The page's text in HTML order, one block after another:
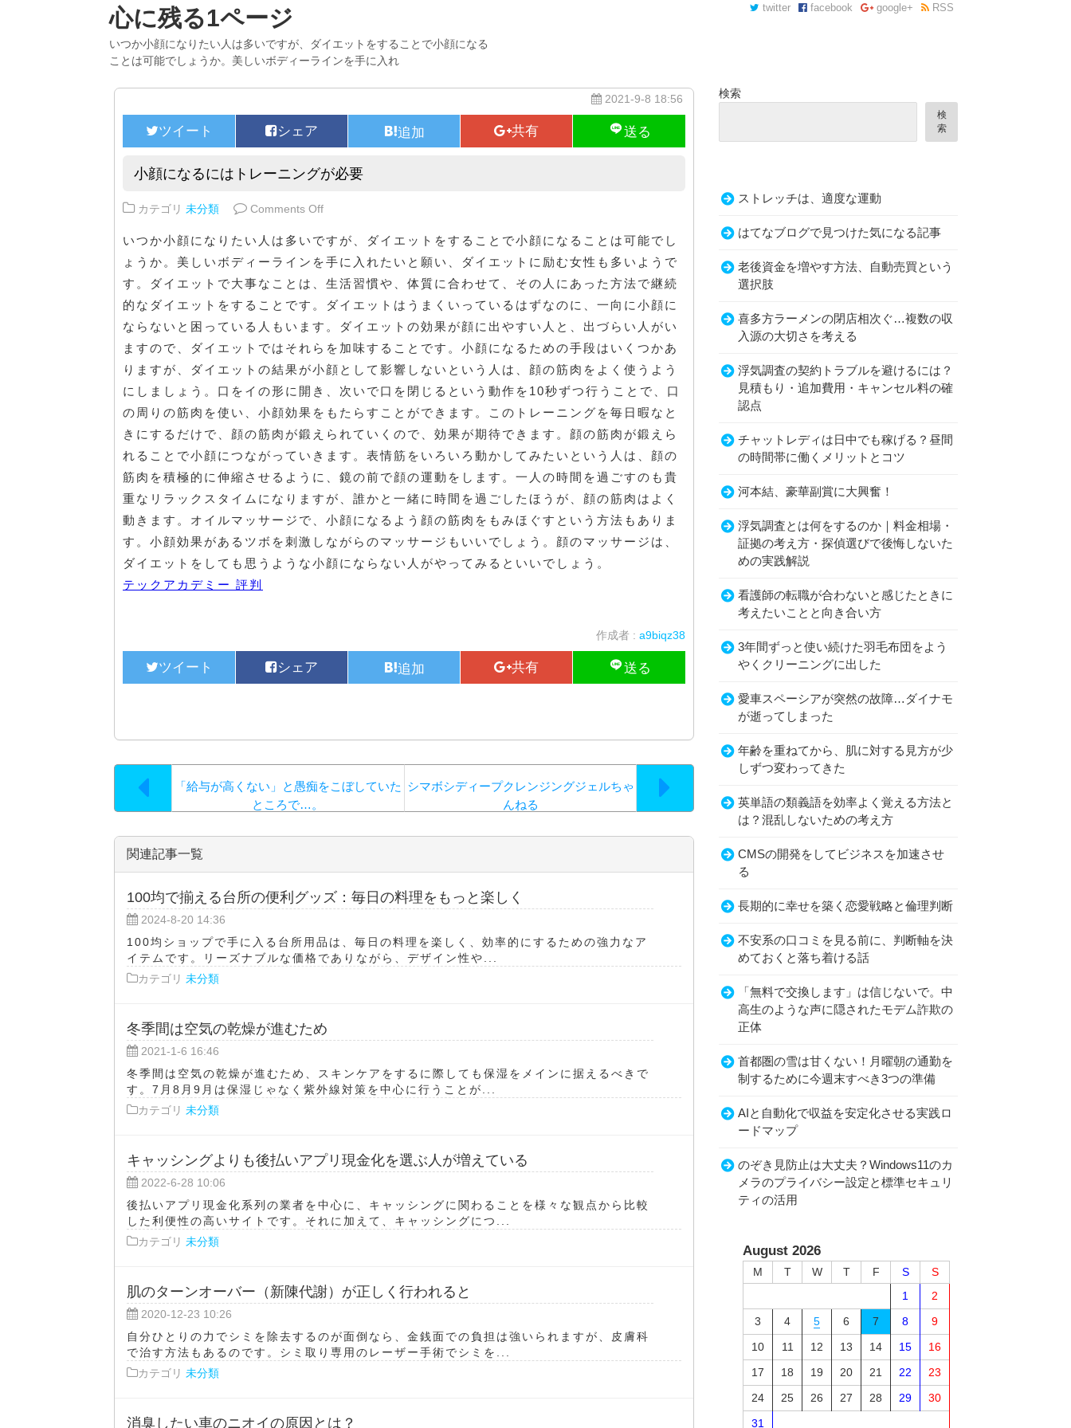
心に残る1ページ
いつか小顔になりたい人は多いですが、ダイエットをすることで小顔になる
ことは可能でしょうか。美しいボディーラインを手に入れ
twitter facebook google+ RSS
2021-9-8 18:56
小顔になるにはトレーニングが必要
カテゴリ 未分類 Comments Offon 小顔になるにはトレーニングが必要
いつか小顔になりたい人は多いですが、ダイエットをすることで小顔になることは可能でし
ょうか。美しいボディーラインを手に入れたいと願い、ダイエットに励む女性も多いようで
す。ダイエットで大事なことは、生活習慣や、体質に合わせて、その人にあった方法で継続
的なダイエットをすることです。ダイエットはうまくいっているはずなのに、一向に小顔に
ならないと困っている人もいます。ダイエットの効果が顔に出やすい人と、出づらい人がい
ますので、ダイエットではそれらを加味することです。小顔になるための手段はいくつかあ
りますが、ダイエットの結果が小顔として影響しないという人は、顔の筋肉をよく使うよう
にしましょう。口をイの形に開き、次いで口を閉じるという動作を10秒ずつ行うことで、口
の周りの筋肉を使い、小顔効果をもたらすことができます。このトレーニングを毎日暇なと
きにするだけで、顔の筋肉が鍛えられていくので、効果が期待できます。顔の筋肉が鍛えら
れることで小顔につながっていきます。表情筋をいろいろ動かしてみたいという人は、顔の
筋肉を積極的に伸縮させるように、鏡の前で顔の運動をします。一人の時間を過ごすのも貴
重なリラックスタイムになりますが、誰かと一緒に時間を過ごしたほうが、顔の筋肉はよく
動きます。オイルマッサージで、小顔になるよう顔の筋肉をもみほぐすという方法もありま
す。小顔効果があるツボを刺激しながらのマッサージもいいでしょう。顔のマッサージは、
ダイエットをしても思うような小顔にならない人がやってみるといいでしょう。
テックアカデミー 評判
作成者 : a9biqz38
「給与が高くない」と愚痴をこぼしていた
ところで…。
シマボシディープクレンジングジェルちゃ
んねる
関連記事一覧
100均で揃える台所の便利グッズ：毎日の料理をもっと楽しく
2024-8-20 14:36
100均ショップで手に入る台所用品は、毎日の料理を楽しく、効率的にするための強力なア
イテムです。リーズナブルな価格でありながら、デザイン性や...
カテゴリ 未分類
冬季間は空気の乾燥が進むため
2021-1-6 16:46
冬季間は空気の乾燥が進むため、スキンケアをするに際しても保湿をメインに据えるべきで
す。7月8月9月は保湿じゃなく紫外線対策を中心に行うことが...
カテゴリ 未分類
キャッシングよりも後払いアプリ現金化を選ぶ人が増えている
2022-6-28 10:06
後払いアプリ現金化系列の業者を中心に、キャッシングに関わることを様々な観点から比較
した利便性の高いサイトです。それに加えて、キャッシングにつ...
カテゴリ 未分類
肌のターンオーバー（新陳代謝）が正しく行われると
2020-12-23 10:26
自分ひとりの力でシミを除去するのが面倒なら、金銭面での負担は強いられますが、皮膚科
で治す方法もあるのです。シミ取り専用のレーザー手術でシミを...
カテゴリ 未分類
消臭したい車のニオイの原因とは？
検索
検
索
ストレッチは、適度な運動
はてなブログで見つけた気になる記事
老後資金を増やす方法、自動売買という
選択肢
喜多方ラーメンの閉店相次ぐ…複数の収
入源の大切さを考える
浮気調査の契約トラブルを避けるには？
見積もり・追加費用・キャンセル料の確
認点
チャットレディは日中でも稼げる？昼間
の時間帯に働くメリットとコツ
河本結、豪華副賞に大興奮！
浮気調査とは何をするのか｜料金相場・
証拠の考え方・探偵選びで後悔しないた
めの実践解説
看護師の転職が合わないと感じたときに
考えたいことと向き合い方
3年間ずっと使い続けた羽毛布団をよう
やくクリーニングに出した
愛車スペーシアが突然の故障…ダイナモ
が逝ってしまった
年齢を重ねてから、肌に対する見方が少
しずつ変わってきた
英単語の類義語を効率よく覚える方法と
は？混乱しないための考え方
CMSの開発をしてビジネスを加速させ
る
長期的に幸せを築く恋愛戦略と倫理判断
不安系の口コミを見る前に、判断軸を決
めておくと落ち着ける話
「無料で交換します」は信じないで。中
高生のような声に隠されたモデム詐欺の
正体
首都圏の雪は甘くない！月曜朝の通勤を
制するために今週末すべき3つの準備
AIと自動化で収益を安定化させる実践ロ
ードマップ
のぞき見防止は大丈夫？Windows11のカ
メラのプライバシー設定と標準セキュリ
ティの活用
August 2026
M T W T F S
S
1
2
3
4 5 6 7 8
9
10
11 12 13 14 15
16
17
18 19 20 21 22
23
24
25 26 27 28 29
30
31